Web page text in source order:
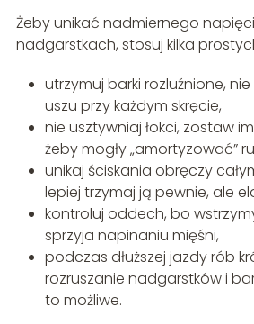
Żeby unikać nadmiernego
nadgarstkach, stosuj kilka
utrzymuj barki rozluźnione,
uszu przy każdym skręcie,
nie usztywniaj łokci, zostaw
żeby mogły „amortyzować”
unikaj ściskania obręczy
lepiej trzymaj ją pewnie, ale
kontroluj oddech, bo
sprzyja napinaniu mięśni,
podczas dłuższej jazdy rób
rozruszanie nadgarstków i
to możliwe.